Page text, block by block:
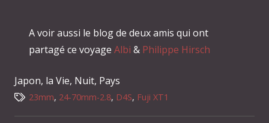
A voir aussi le blog de deux amis qui ont
partagé ce voyage Albi & Philippe Hirsch
Japon, la Vie, Nuit, Pays
23mm, 24-70mm-2.8, D4S, Fuji XT1